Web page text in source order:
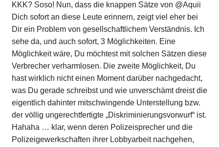
KKK? Soso! Nun, dass die knappen Sätze von @Aquii
Dich sofort an diese Leute erinnern, zeigt viel eher bei
Dir ein Problem von gesellschaftlichem Verständnis. Ich
sehe da, und auch sofort, 3 Möglichkeiten. Eine
Möglichkeit wäre, Du möchtest mit solchen Sätzen diese
Verbrecher verharmlosen. Die zweite Möglichkeit, Du
hast wirklich nicht einen Moment darüber nachgedacht,
was Du gerade schreibst und wie unverschämt dreist die
eigentlich dahinter mitschwingende Unterstellung bzw.
der völlig ungerechtfertigte „Diskriminierungsvorwurf“ ist.
Hahaha … klar, wenn deren Polizeisprecher und die
Polizeigewerkschaften ihrer Lobbyarbeit nachgehen,